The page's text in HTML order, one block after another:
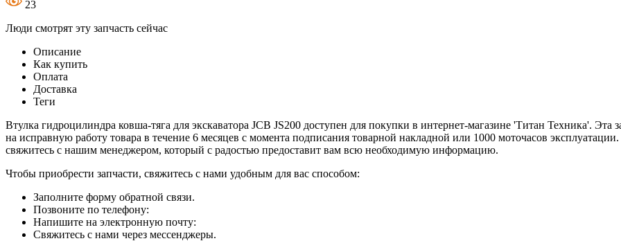
23
Люди смотрят эту запчасть сейчас
Описание
Как купить
Оплата
Доставка
Теги
Втулка гидроцилиндра ковша-тяга для экскаватора JCB JS200 доступен для покупки в интернет-магазине 'Титан Техника'.
на исправную работу товара в течение 6 месяцев с момента подписания товарной накладной или 1000 моточасов
свяжитесь с нашим менеджером, который с радостью предоставит вам всю необходимую информацию.
Чтобы приобрести запчасти, свяжитесь с нами удобным для вас способом:
Заполните форму обратной связи.
Позвоните по телефону:
Напишите на электронную почту:
Свяжитесь с нами через мессенджеры.